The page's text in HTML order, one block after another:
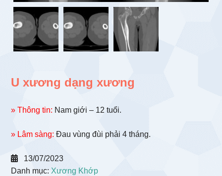
U xương dạng xương
» Thông tin: Nam giới – 12 tuổi.
» Lâm sàng: Đau vùng đùi phải 4 tháng.
13/07/2023
Danh mục:Xương Khớp